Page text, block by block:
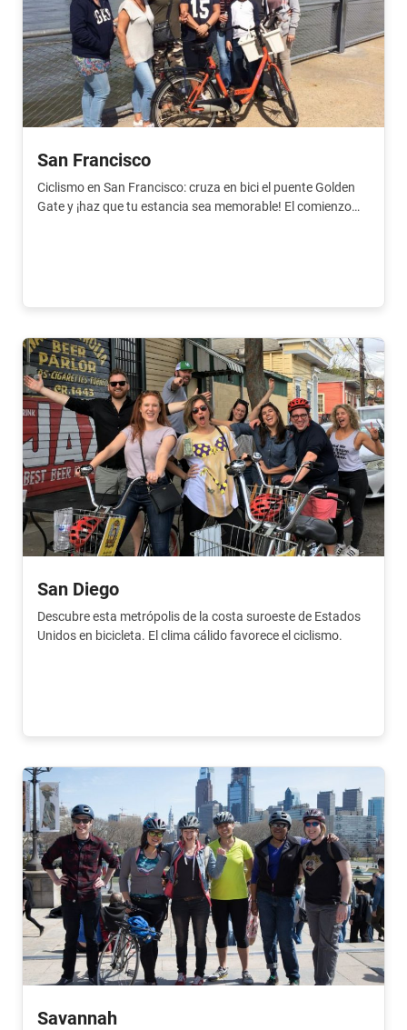
San Francisco
Ciclismo en San Francisco: cruza en bici el puente Golden
Gate y ¡haz que tu estancia sea memorable! El comienzo
San Diego
Descubre esta metrópolis de la costa suroeste de Estados
Unidos en bicicleta. El clima cálido favorece el ciclismo.
Savannah